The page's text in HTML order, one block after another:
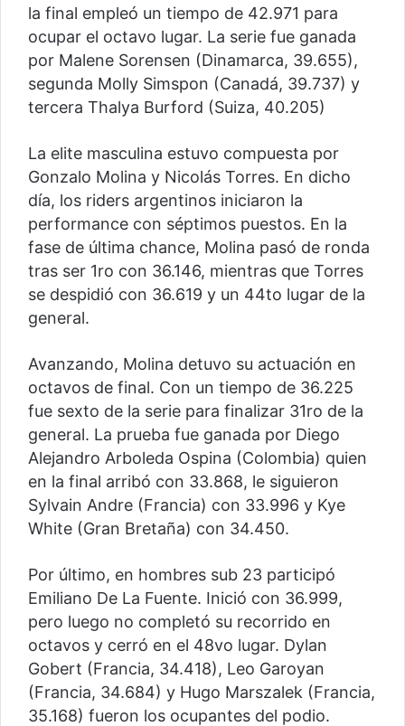
la final empleó un tiempo de 42.971 para
ocupar el octavo lugar. La serie fue ganada
por Malene Sorensen (Dinamarca, 39.655),
segunda Molly Simspon (Canadá, 39.737) y
tercera Thalya Burford (Suiza, 40.205)
La elite masculina estuvo compuesta por
Gonzalo Molina y Nicolás Torres. En dicho
día, los riders argentinos iniciaron la
performance con séptimos puestos. En la
fase de última chance, Molina pasó de ronda
tras ser 1ro con 36.146, mientras que Torres
se despidió con 36.619 y un 44to lugar de la
general.
Avanzando, Molina detuvo su actuación en
octavos de final. Con un tiempo de 36.225
fue sexto de la serie para finalizar 31ro de la
general. La prueba fue ganada por Diego
Alejandro Arboleda Ospina (Colombia) quien
en la final arribó con 33.868, le siguieron
Sylvain Andre (Francia) con 33.996 y Kye
White (Gran Bretaña) con 34.450.
Por último, en hombres sub 23 participó
Emiliano De La Fuente. Inició con 36.999,
pero luego no completó su recorrido en
octavos y cerró en el 48vo lugar. Dylan
Gobert (Francia, 34.418), Leo Garoyan
(Francia, 34.684) y Hugo Marszalek (Francia,
35.168) fueron los ocupantes del podio.